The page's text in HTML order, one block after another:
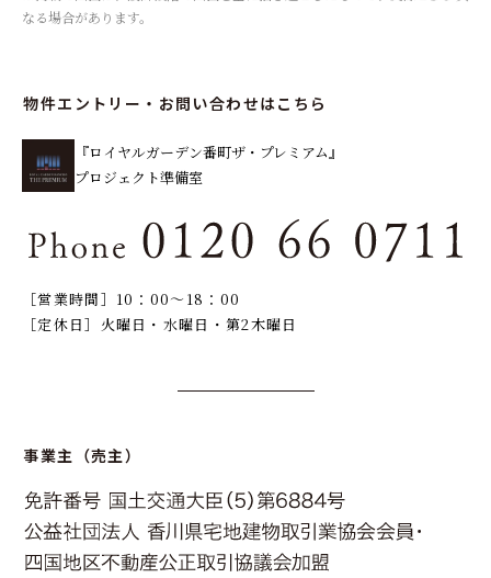
なる場合があります。
物件エントリー・お問い合わせはこちら
『ロイヤルガーデン番町ザ・プレミアム』
プロジェクト準備室
［営業時間］10：00〜18：00
［定休日］火曜日・水曜日・第2木曜日
事業主（売主）